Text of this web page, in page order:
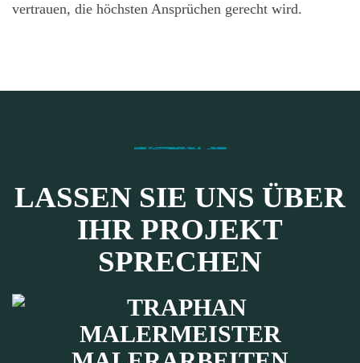
vertrauen, die höchsten Ansprüchen gerecht wird.
LASSEN SIE UNS ÜBER
IHR PROJEKT
SPRECHEN